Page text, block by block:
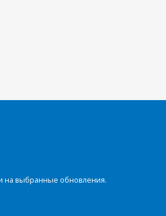
на выбранные обновления.